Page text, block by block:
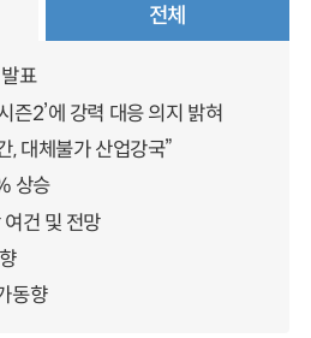
전체
표
즌2’에 강력 대응 의지 밝혀
대체불가 산업강국”
상승
건 및 전망
동향